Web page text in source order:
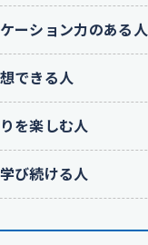
ーション力のある人
できる人
を楽しむ人
び続ける人